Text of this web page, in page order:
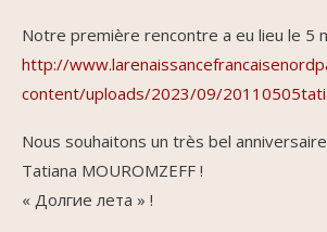
Notre première rencontre a eu lieu le 5
http://
content/uploads/2023/09/
Nous souhaitons un très bel
Tatiana MOUROMZEFF !
« Долгие лета » !